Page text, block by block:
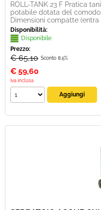
ROLL-TANK 23 F Pratica
potabile dotata del
Dimensioni compatte (entra
Disponibilità:
Disponibile
Prezzo:
€ 65,10 Sconto 8.5%
€ 59,60
iva inclusa